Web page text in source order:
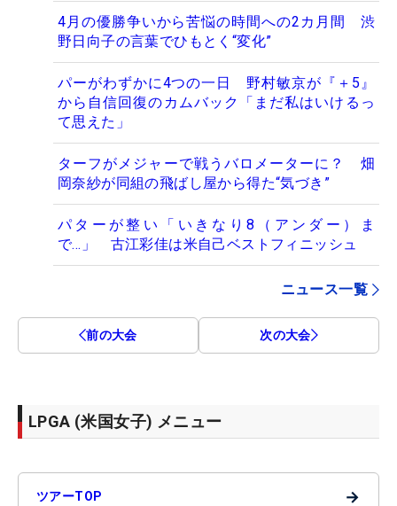
4月の優勝争いから苦悩の時間への2カ月間 渋
野日向子の言葉でひもとく“変化”
パーがわずかに4つの一日 野村敏京が『＋5』
から自信回復のカムバック「まだ私はいけるっ
て思えた」
ターフがメジャーで戦うバロメーターに？ 畑
岡奈紗が同組の飛ばし屋から得た“気づき”
パターが整い「いきなり8（アンダー）ま
で…」 古江彩佳は米自己ベストフィニッシュ
ニュース一覧
前の大会 次の大会
LPGA (米国女子) メニュー
ツアーTOP →